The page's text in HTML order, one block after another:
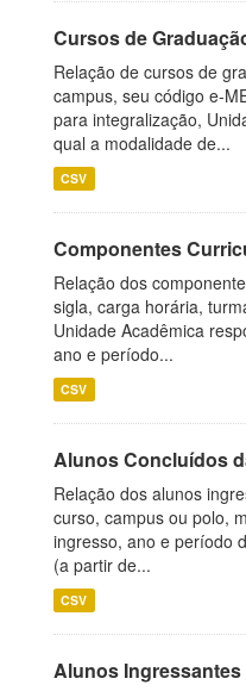
Cursos de
Relação de cursos de
campus, seu código e-
para integralização,
qual a modalidade de...
CSV
Componentes
Relação dos
sigla, carga horária,
Unidade Acadêmica
ano e período...
CSV
Alunos Concluídos
Relação dos alunos
curso, campus ou polo,
ingresso, ano e período
(a partir de...
CSV
Alunos Ingressantes